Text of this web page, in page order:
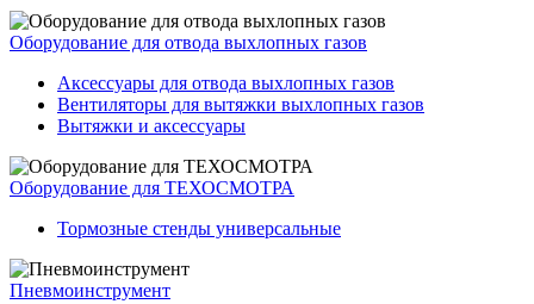
Оборудование для отвода выхлопных газов
Аксессуары для отвода выхлопных газов
Вентиляторы для вытяжки выхлопных газов
Вытяжки и аксессуары
Оборудование для ТЕХОСМОТРА
Тормозные стенды универсальные
Пневмоинструмент